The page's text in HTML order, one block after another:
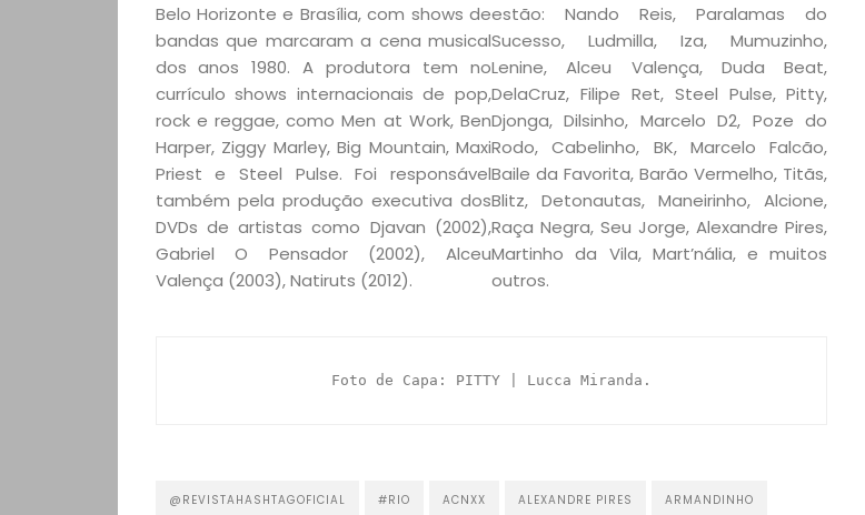
Belo Horizonte e Brasília, com shows de
bandas que marcaram a cena musical
dos anos 1980. A produtora tem no
currículo shows internacionais de pop,
rock e reggae, como Men at Work, Ben
Harper, Ziggy Marley, Big Mountain, Maxi
Priest e Steel Pulse. Foi responsável
também pela produção executiva dos
DVDs de artistas como Djavan (2002),
Gabriel O Pensador (2002), Alceu
Valença (2003), Natiruts (2012).
estão: Nando Reis, Paralamas do
Sucesso, Ludmilla, Iza, Mumuzinho,
Lenine, Alceu Valença, Duda Beat,
DelaCruz, Filipe Ret, Steel Pulse, Pitty,
Djonga, Dilsinho, Marcelo D2, Poze do
Rodo, Cabelinho, BK, Marcelo Falcão,
Baile da Favorita, Barão Vermelho, Titãs,
Blitz, Detonautas, Maneirinho, Alcione,
Raça Negra, Seu Jorge, Alexandre Pires,
Martinho da Vila, Mart’nália, e muitos
outros.
Foto de Capa: PITTY | Lucca Miranda.
@REVISTAHASHTAGOFICIAL #RIO ACNXX ALEXANDRE PIRES ARMANDINHO